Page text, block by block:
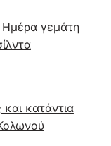
Hμέρα γεμάτη
και κατάντια